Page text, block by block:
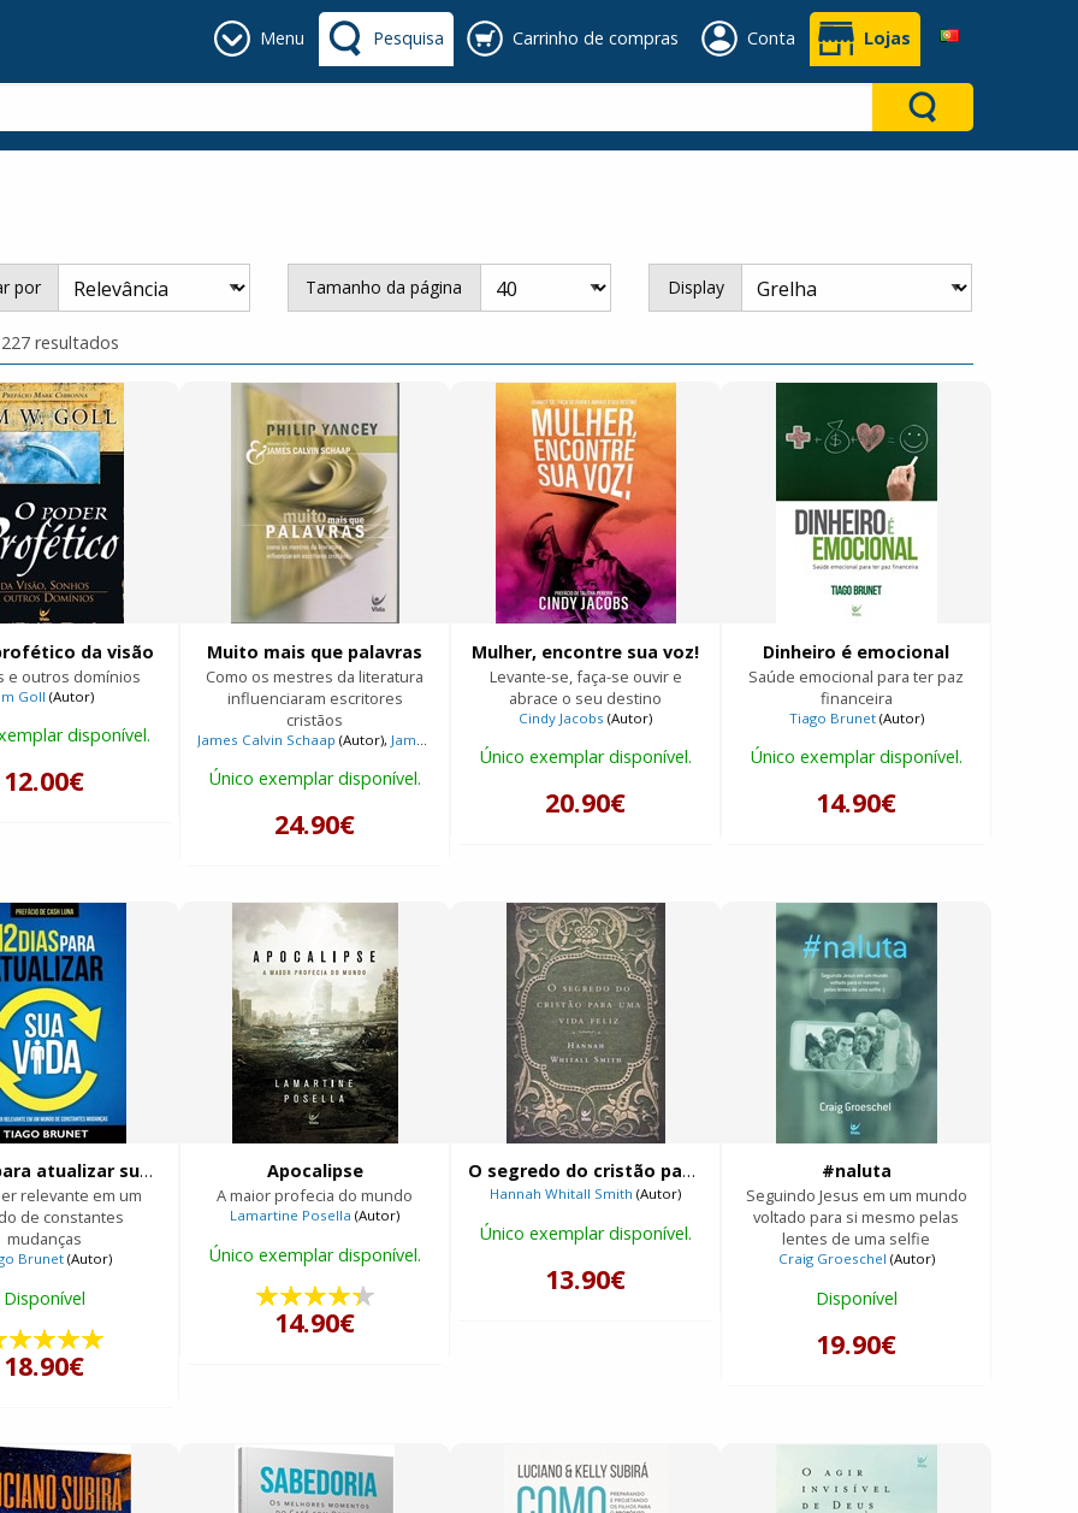
Menu Pesquisa Carrinho de compras Conta Lojas
por Tamanho da página Display
resultados
da visão
e outros domínios
Goll (Autor)
disponível.
12.00€
Muito mais que palavras
Como os mestres da literatura
influenciaram escritores
cristãos
James Calvin Schaap (Autor), James Calvin Schaap
Único exemplar disponível.
24.90€
Mulher, encontre sua voz!
Levante-se, faça-se ouvir e
abrace o seu destino
Cindy Jacobs (Autor)
Único exemplar disponível.
20.90€
Dinheiro é emocional
Saúde emocional para ter paz
financeira
Tiago Brunet(Autor)
Único exemplar disponível.
14.90€
12 dias para atualizar sua vida
relevante em um
de constantes
mudanças
Brunet(Autor)
Disponível
18.90€
Apocalipse
A maior profecia do mundo
Lamartine Posella (Autor)
Único exemplar disponível.
14.90€
O segredo do cristão para uma vida feliz
Hannah Whitall Smith (Autor)
Único exemplar disponível.
13.90€
#naluta
Seguindo Jesus em um mundo
voltado para si mesmo pelas
lentes de uma selfie
Craig Groeschel (Autor)
Disponível
19.90€